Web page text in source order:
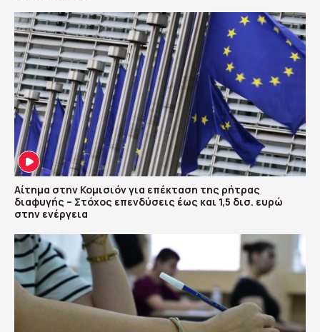
Αίτημα στην Κομισιόν για επέκταση της ρήτρας
διαφυγής – Στόχος επενδύσεις έως και 1,5 δισ. ευρώ
στην ενέργεια